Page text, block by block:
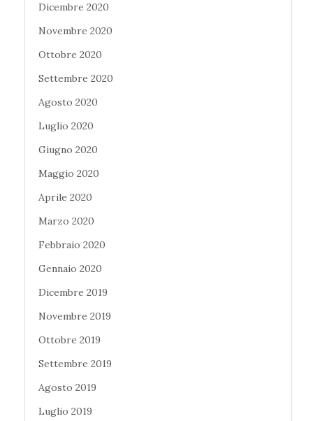
Dicembre 2020
Novembre 2020
Ottobre 2020
Settembre 2020
Agosto 2020
Luglio 2020
Giugno 2020
Maggio 2020
Aprile 2020
Marzo 2020
Febbraio 2020
Gennaio 2020
Dicembre 2019
Novembre 2019
Ottobre 2019
Settembre 2019
Agosto 2019
Luglio 2019